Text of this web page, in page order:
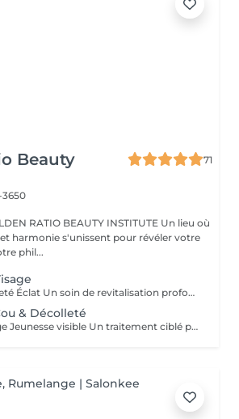
Beauty
71
3650
INSTITUTE Un lieu où
harmonie s'unissent pour révéler votre
naturelle. Notre phil...
Régénération Fermeté Éclat Un soin de revitalisation profonde qui stimule naturellement la peau grâce à de micro-aiguilles très fines. Le microneedling crée de minuscules perforations à la surface de la peau, déclenchant un processus de réparation intense : production de collagène, d'élastine et meilleure absorption des actifs. Ce traitement améliore visiblement : la texture de la peau, les ridules, les pores dilatés, les cicatrices d'acné, le teint terne ou irrégulier. Résultat : une peau plus ferme, plus lisse, lumineuse et visiblement régénérée. Existe en cure 3 Séances
& Décolleté
Régénération Lissage Jeunesse visible Un traitement ciblé pour ces zones souvent oubliées mais particulièrement sensibles aux signes de l'âge. Grâce à la technique du microneedling de micro-aiguilles qui stimulent naturellement la peau ce soin active la production de collagène et d'élastine, tout en optimisant la pénétration d'actifs régénérants. Ce protocole améliore visiblement : la fermeté et l'élasticité, les ridules et le relâchement cutané, le teint irrégulier et les taches pigmentaires, la texture de la peau. Résultat : un cou et un décolleté lissés, raffermis, éclatants de jeunesse.